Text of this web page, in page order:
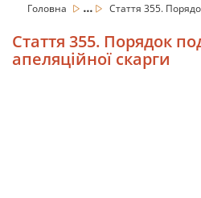
Головна ... Стаття 355.
Стаття 355. Порядок
апеляційної скарги